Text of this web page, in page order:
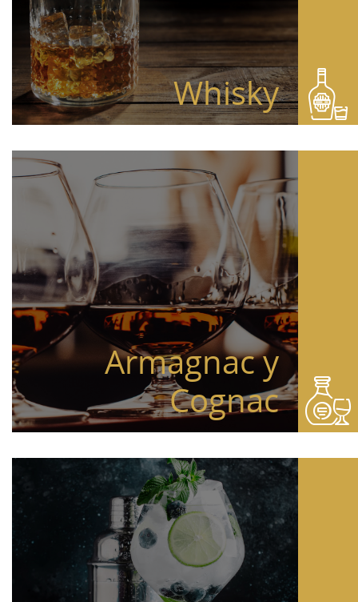
Whisky
Armagnac y
Cognac